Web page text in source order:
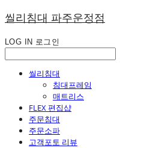
씰리침대 파주운정점
LOG IN 로그인
씰리침대
침대프레임
매트리스
FLEX 편집샵
주문침대
주문소파
고객포토 리뷰